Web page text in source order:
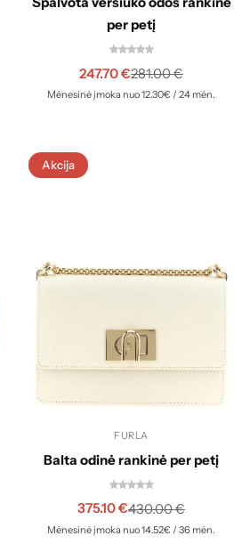
per petį
281.00€
247.70€
Mėnesinė įmoka nuo 12.30€ / 24 mėn.
Akcija
FURLA
Balta odinė rankinė per petį
430.00€
375.10€
Mėnesinė įmoka nuo 14.52€ / 36 mėn.